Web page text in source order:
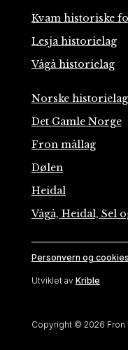
Kvam historiske
Lesja historielag
Vågå historielag
Norske historielag
Det Gamle Norge
Fron mållag
Dølen
Heidal
Vågå, Heidal, Sel
Personvern og cookies
Utviklet av Krible
Copyright © 2026 Fron